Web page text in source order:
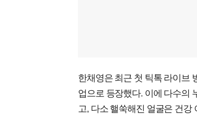
한채영은 최근 첫 틱톡 라이브
업으로 등장했다. 이에 다수의
고, 다소 핼쑥해진 얼굴은 건강